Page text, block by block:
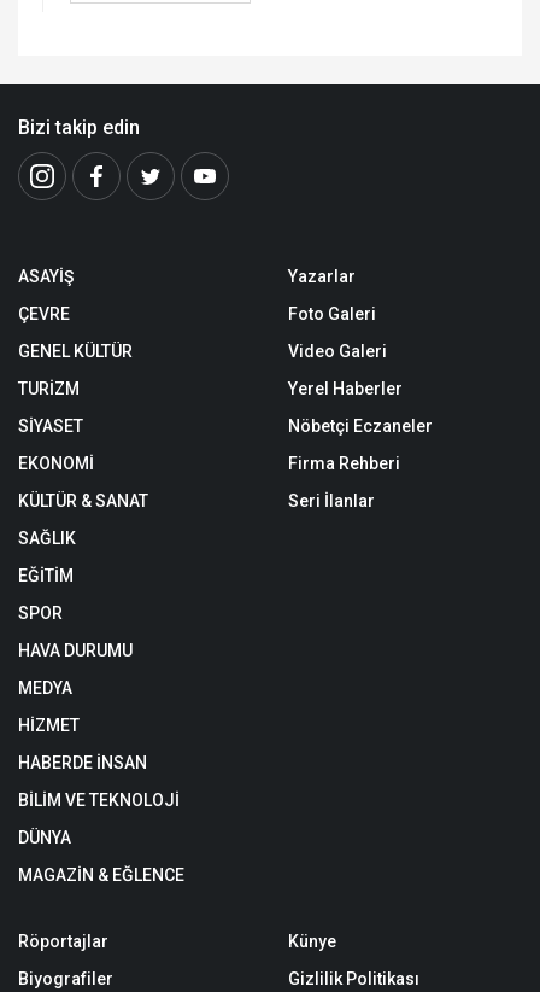
Bizi takip edin
ASAYİŞ
ÇEVRE
GENEL KÜLTÜR
TURİZM
SİYASET
EKONOMİ
KÜLTÜR & SANAT
SAĞLIK
EĞİTİM
SPOR
HAVA DURUMU
MEDYA
HİZMET
HABERDE İNSAN
BİLİM VE TEKNOLOJİ
DÜNYA
MAGAZİN & EĞLENCE
Yazarlar
Foto Galeri
Video Galeri
Yerel Haberler
Nöbetçi Eczaneler
Firma Rehberi
Seri İlanlar
Röportajlar
Biyografiler
Künye
Gizlilik Politikası